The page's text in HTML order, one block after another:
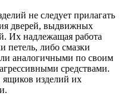
не следует прилагать
дверей, выдвижных
Их надлежащая работа
петель, либо смазки
аналогичными по своим
средствами.
ящиков изделий их